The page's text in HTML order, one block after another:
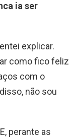
ia ser
explicar.
como fico feliz
com o
não sou
perante as